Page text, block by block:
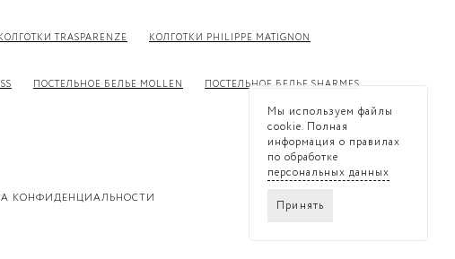
TRASPARENZE
КОЛГОТКИ PHILIPPE MATIGNON
ПОСТЕЛЬНОЕ БЕЛЬЕ MOLLEN
ПОСТЕЛЬНОЕ БЕЛЬЕ SHARMES
КОНФИДЕНЦИАЛЬНОСТИ
Мы используем файлы
cookie. Полная
информация о правилах
по обработке
персональных данных
Принять